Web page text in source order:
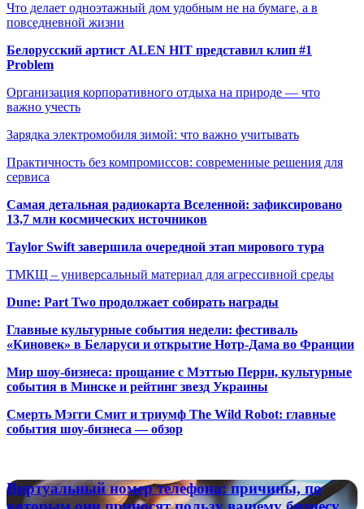
Что делает одноэтажный дом удобным не на бумаге, а в
повседневной жизни
Белорусский артист ALEN HIT представил клип #1
Problem
Организация корпоративного отдыха на природе — что
важно учесть
Зарядка электромобиля зимой: что важно учитывать
Практичность без компромиссов: современные решения для
сервиса
Самая детальная радиокарта Вселенной: зафиксировано
13,7 млн космических источников
Taylor Swift завершила очередной этап мирового тура
ТМКЩ – универсальный материал для агрессивной среды
Dune: Part Two продолжает собирать награды
Главные культурные события недели: фестиваль
«Киновек» в Беларуси и открытие Нотр-Дама во Франции
Мир шоу-бизнеса: прощание с Мэттью Перри, культурные
события в Минске и рейтинг звезд Украины
Смерть Мэгги Смит и триумф The Wild Robot: главные
события шоу-бизнеса — обзор
Виртуальный
номер
Виртуальный номер телефона: причины, по